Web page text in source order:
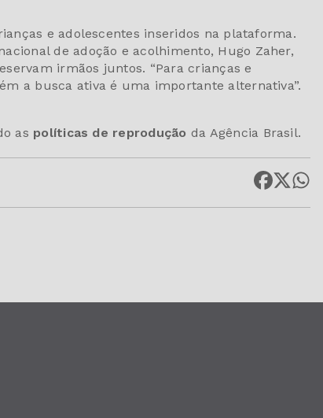
e adolescentes inseridos na plataforma.
de adoção e acolhimento, Hugo Zaher,
irmãos juntos. “Para crianças e
a busca ativa é uma importante alternativa”.
as políticas de reprodução da Agência Brasil.